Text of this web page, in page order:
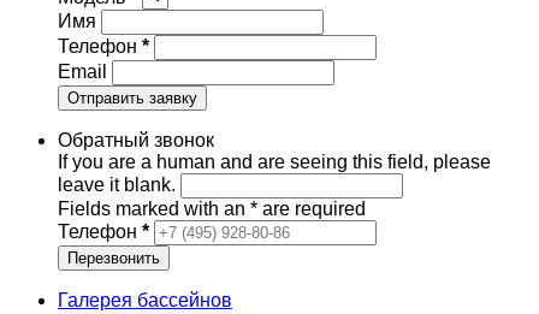
Имя
Телефон *
Email
Обратный звонок
If you are a human and are seeing this field, please
leave it blank.
Fields marked with an * are required
Телефон *
Галерея бассейнов